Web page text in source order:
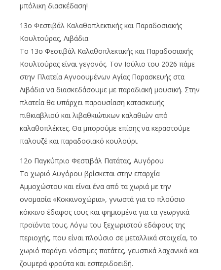
μπόλικη διασκέδαση!
13ο Φεστιβάλ Καλαθοπλεκτικής και Παραδοσιακής
Κουλτούρας, Λιβάδια
Το 13o Φεστιβάλ Καλαθοπλεκτικής και Παραδοσιακής
Κουλτούρας είναι γεγονός. Τον Ιούλιο του 2026 πάμε
στην Πλατεία Αγνοουμένων Αγίας Παρασκευής στα
Λιβάδια να διασκεδάσουμε με παραδιακή μουσική. Στην
πλατεία θα υπάρχει παρουσίαση κατασκευής
πιθκιαβλιού και λιβαθκιώτικων καλαθιών από
καλαθοπλέκτες. Θα μπορούμε επίσης να κεραστούμε
παλουζέ και παραδοσιακό κουλούρι.
12ο Παγκύπριο Φεστιβάλ Πατάτας, Αυγόρου
Το χωριό Αυγόρου βρίσκεται στην επαρχία
Αμμοχώστου και είναι ένα από τα χωριά με την
ονομασία «Κοκκινοχώρια», γνωστά για το πλούσιο
κόκκινο έδαφος τους και φημισμένα για τα γεωργικά
προϊόντα τους. Λόγω του ξεχωριστού εδάφους της
περιοχής, που είναι πλούσιο σε μεταλλικά στοιχεία, το
χωριό παράγει νόστιμες πατάτες, γευστικά λαχανικά και
ζουμερά φρούτα και εσπεριδοειδή.